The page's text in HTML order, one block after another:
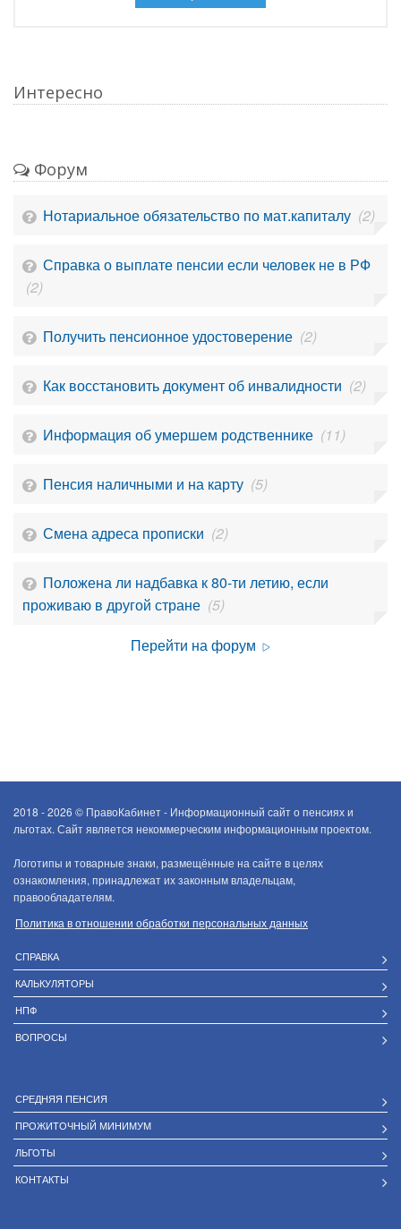
Интересно
Форум
Нотариальное обязательство по мат.капиталу (2)
Справка о выплате пенсии если человек не в РФ
(2)
Получить пенсионное удостоверение (2)
Как восстановить документ об инвалидности (2)
Информация об умершем родственнике (11)
Пенсия наличными и на карту (5)
Смена адреса прописки (2)
Положена ли надбавка к 80-ти летию, если
проживаю в другой стране (5)
Перейти на форум
2018 - 2026 © ПравоКабинет - Информационный сайт о пенсиях и
льготах. Сайт является некоммерческим информационным проектом.
Логотипы и товарные знаки, размещённые на сайте в целях
ознакомления, принадлежат их законным владельцам,
правообладателям.
Политика в отношении обработки персональных данных
СПРАВКА
КАЛЬКУЛЯТОРЫ
НПФ
ВОПРОСЫ
СРЕДНЯЯ ПЕНСИЯ
ПРОЖИТОЧНЫЙ МИНИМУМ
ЛЬГОТЫ
КОНТАКТЫ